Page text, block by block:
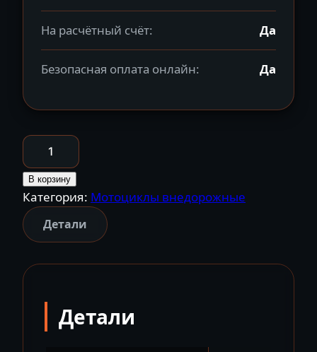
На расчётный счёт: Да
Безопасная оплата онлайн: Да
Количество
товара
Мотоцикл
кроссовый
эндуро
FXMOTO
CB250
В корзину
Категория: Мотоциклы внедорожные
Детали
Детали